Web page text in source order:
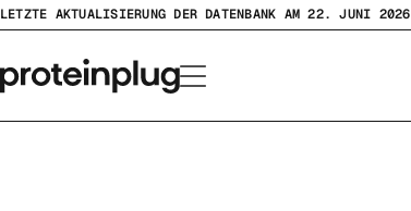
Zum
springen
LETZTE AKTUALISIERUNG DER DATENBANK AM 22. JUNI 2026